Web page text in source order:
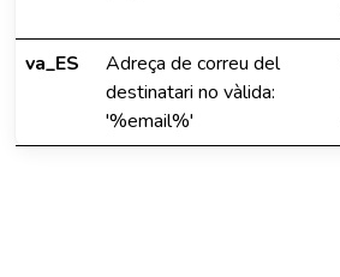
va_ES
Adreça de correu del
destinatari no vàlida:
'%email%'